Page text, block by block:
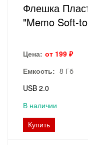
Флешка
"Memo Soft-
Цена: от 199 ₽
Емкость: 8 Гб
USB 2.0
В наличии
Купить